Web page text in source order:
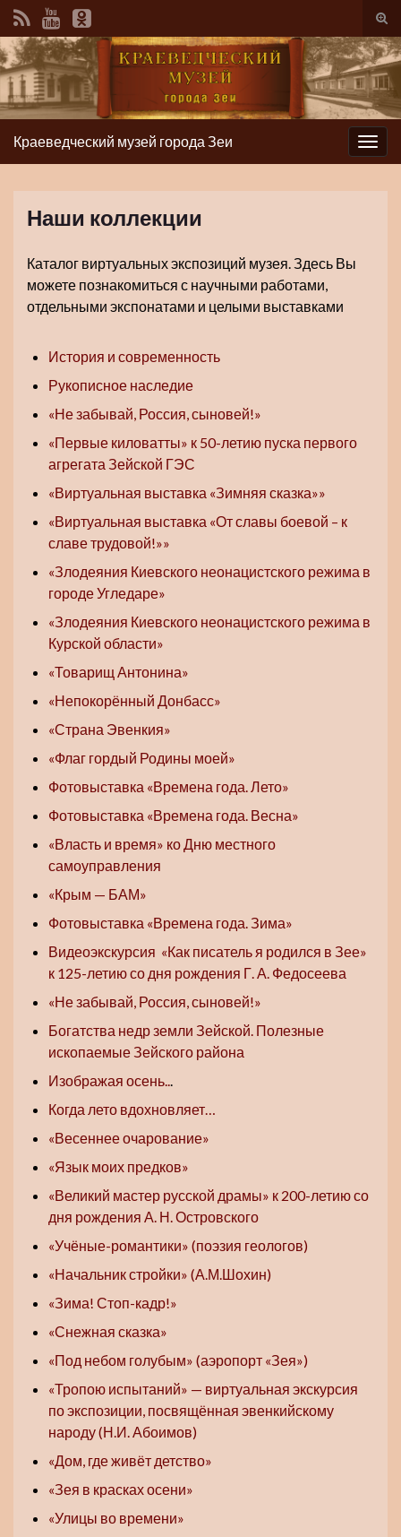
Вкл/
Вкл/
выкл
Краеведческий музей города Зеи
Наши коллекции
Каталог виртуальных экспозиций музея. Здесь Вы
можете познакомиться с научными работами,
отдельными экспонатами и целыми выставками
История и современность
Рукописное наследие
«Не забывай, Россия, сыновей!»
«Первые киловатты» к 50-летию пуска первого
агрегата Зейской ГЭС
«Виртуальная выставка «Зимняя сказка»»
«Виртуальная выставка «От славы боевой – к
славе трудовой!»»
«Злодеяния Киевского неонацистского режима в
городе Угледаре»
«Злодеяния Киевского неонацистского режима в
Курской области»
«Товарищ Антонина»
«Непокорённый Донбасс»
«Страна Эвенкия»
«Флаг гордый Родины моей»
Фотовыставка «Времена года. Лето»
Фотовыставка «Времена года. Весна»
«Власть и время» ко Дню местного
самоуправления
«Крым — БАМ»
Фотовыставка «Времена года. Зима»
Видеоэкскурсия «Как писатель я родился в Зее»
к 125-летию со дня рождения Г. А. Федосеева
«Не забывай, Россия, сыновей!»
Богатства недр земли Зейской. Полезные
ископаемые Зейского района
Изображая осень...
Когда лето вдохновляет…
«Весеннее очарование»
«Язык моих предков»
«Великий мастер русской драмы» к 200-летию со
дня рождения А. Н. Островского
«Учёные-романтики» (поэзия геологов)
«Начальник стройки» (А.М.Шохин)
«Зима! Стоп-кадр!»
«Снежная сказка»
«Под небом голубым» (аэропорт «Зея»)
«Тропою испытаний» — виртуальная экскурсия
по экспозиции, посвящённая эвенкийскому
народу (Н.И. Абоимов)
«Дом, где живёт детство»
«Зея в красках осени»
«Улицы во времени»